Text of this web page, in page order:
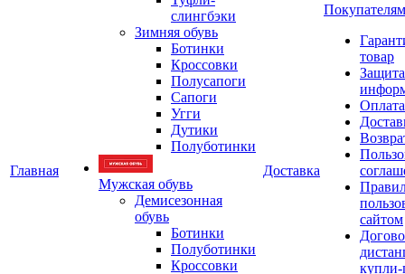
Главная
слингбэки
Зимняя обувь
Ботинки
Кроссовки
Полусапоги
Сапоги
Угги
Дутики
Полуботинки
Мужская обувь
Демисезонная
обувь
Ботинки
Полуботинки
Кроссовки
Доставка
Покупателям
товар
Защита
Оплата
сайтом